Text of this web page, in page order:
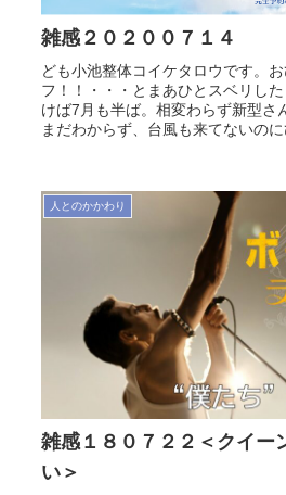
雑感２０２００７１４
ども小池整体コイケタロウです。
フ！！・・・とまあひとスベリし
けば7月も半ば。相変わらず新型さ
まだわからず、台風も来てないの
人とのかかわり
雑感１８０７２２＜クイー
い＞